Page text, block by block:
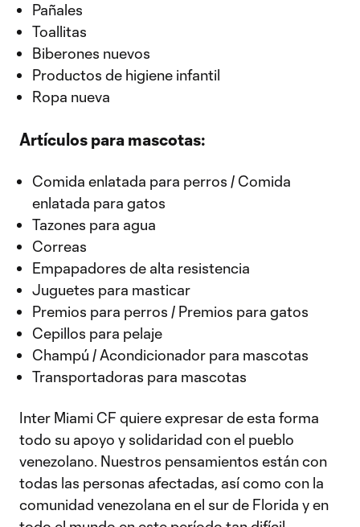
Pañales
Toallitas
Biberones nuevos
Productos de higiene infantil
Ropa nueva
Artículos para mascotas:
Comida enlatada para perros / Comida
enlatada para gatos
Tazones para agua
Correas
Empapadores de alta resistencia
Juguetes para masticar
Premios para perros / Premios para gatos
Cepillos para pelaje
Champú / Acondicionador para mascotas
Transportadoras para mascotas
Inter Miami CF quiere expresar de esta forma
todo su apoyo y solidaridad con el pueblo
venezolano. Nuestros pensamientos están con
todas las personas afectadas, así como con la
comunidad venezolana en el sur de Florida y en